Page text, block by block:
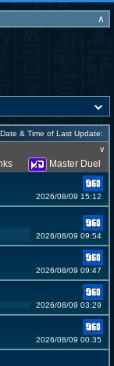
∧
& Time of Last Update:
∨
Master Duel
2026/08/09 15:12
2026/08/09 09:54
2026/08/09 09:47
2026/08/09 03:29
2026/08/09 00:35